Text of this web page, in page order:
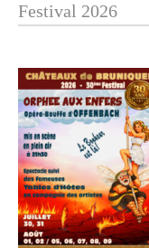
Festival 2026